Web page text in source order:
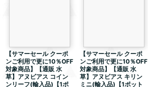
【サマーセール クーポ
ンご利用で更に10％OFF
対象商品】【通販 水
草】アヌビアス コイン
ンリーフ(輸入品)【1ポ
【サマーセール クーポ
ンご利用で更に10％OFF
対象商品】【通販 水
草】アヌビアス キリン
ミニ(輸入品)【1ポット